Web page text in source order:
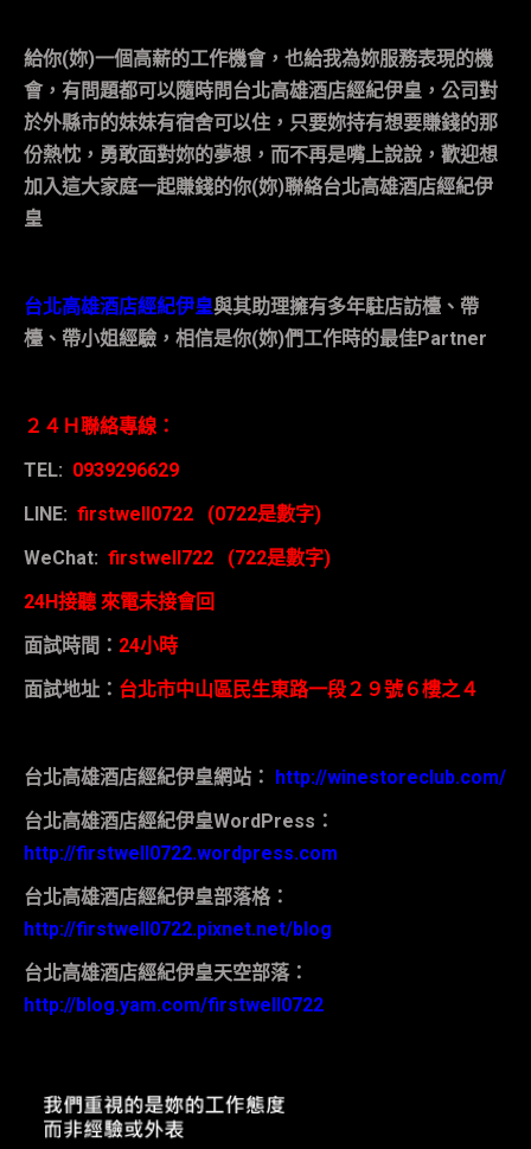
給你(妳)一個高薪的工作機會，也給我為妳服務表現的機
會，有問題都可以隨時問台北高雄酒店經紀伊皇，公司對
於外縣市的妹妹有宿舍可以住，只要妳持有想要賺錢的那
份熱忱，勇敢面對妳的夢想，而不再是嘴上說說，歡迎想
加入這大家庭一起賺錢的你(妳)聯絡台北高雄酒店經紀伊
皇
台北高雄酒店經紀伊皇與其助理擁有多年駐店訪檯、帶
檯、帶小姐經驗，相信是你(妳)們工作時的最佳Partner
２４Ｈ聯絡專線：
TEL: 0939296629
LINE: firstwell0722 (0722是數字)
WeChat: firstwell722 (722是數字)
24H接聽 來電未接會回
面試時間： 24小時
面試地址： 台北市中山區民生東路一段２９號６樓之４
台北高雄酒店經紀伊皇網站：
http://winestoreclub.com/
台北高雄酒店經紀伊皇WordPress ：
http://firstwell0722.wordpress.com
台北高雄酒店經紀伊皇部落格：
http://firstwell0722.pixnet.net/blog
台北高雄酒店經紀伊皇天空部落：
http://blog.yam.com/firstwell0722